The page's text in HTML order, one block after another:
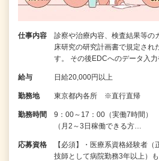
仕事内容
診察や治療内容、検査結果等の
床研究の研究計画書で規定され
す。 その後EDCへのデータ入
給与 日給20,000円以上
勤務地 東京都内各所 ※直行直帰
勤務時間
9：00～17：00（実働7時間
（月2～3日稼働できる方…
応募資格
【必須】・医療系資格経験者
技師として病院勤務3年以上）